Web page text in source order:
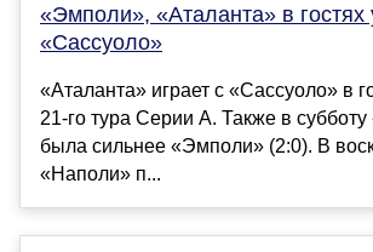
«Эмполи», «Аталанта» в гостях
«Сассуоло»
«Аталанта» играет с «Сассуоло» в
21-го тура Серии А. Также в
была сильнее «Эмполи» (2:0). В
«Наполи» п...